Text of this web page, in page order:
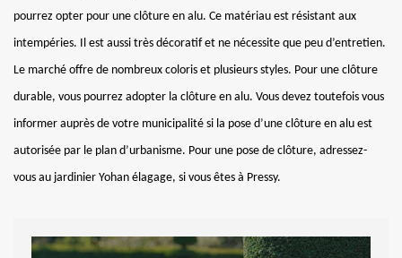
pourrez opter pour une clôture en alu. Ce matériau est résistant aux
intempéries. Il est aussi très décoratif et ne nécessite que peu d’entretien.
Le marché offre de nombreux coloris et plusieurs styles. Pour une clôture
durable, vous pourrez adopter la clôture en alu. Vous devez toutefois vous
informer auprès de votre municipalité si la pose d’une clôture en alu est
autorisée par le plan d’urbanisme. Pour une pose de clôture, adressez-
vous au jardinier Yohan élagage, si vous êtes à Pressy.